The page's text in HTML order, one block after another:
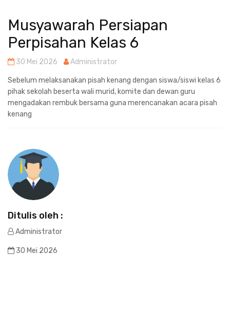
Musyawarah Persiapan
Perpisahan Kelas 6
30 Mei 2026 Administrator
Sebelum melaksanakan pisah kenang dengan siswa/siswi kelas 6
pihak sekolah beserta wali murid, komite dan dewan guru
mengadakan rembuk bersama guna merencanakan acara pisah
kenang
Ditulis oleh :
Administrator
30 Mei 2026